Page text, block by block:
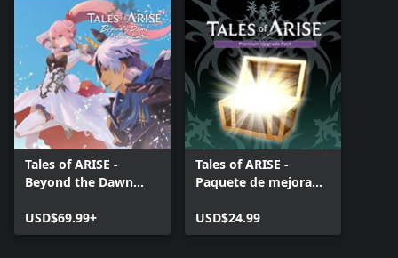
Tales of ARISE -
Beyond the Dawn
USD$69.99+
Tales of ARISE -
Paquete de mejora
USD$24.99